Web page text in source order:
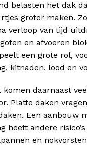
belasten het dak
groter maken.
verloop van tijd
en afvoeren
een grote rol,
kitnaden, lood en
komen daarnaast
Platte daken
Een aanbouw
heeft andere
en